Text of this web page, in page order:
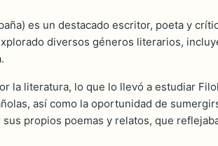
es un destacado escritor, poeta y
diversos géneros literarios,
la literatura, lo que lo llevó a estudiar
así como la oportunidad de
propios poemas y relatos, que